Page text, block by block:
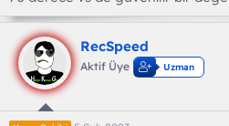
RecSpeed
Aktif Üye Uzman